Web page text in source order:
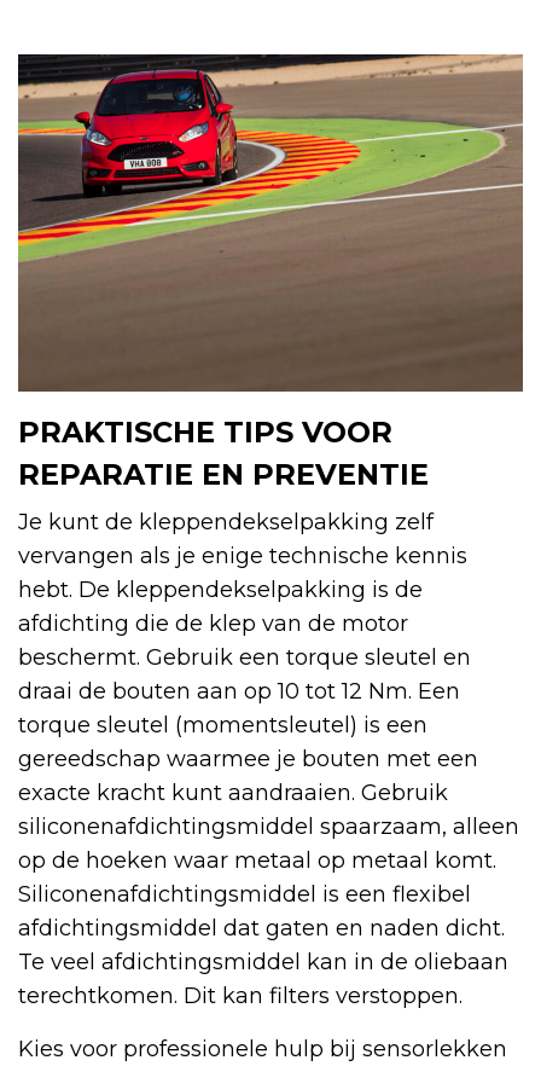
PRAKTISCHE TIPS VOOR
REPARATIE EN PREVENTIE
Je kunt de kleppendekselpakking zelf
vervangen als je enige technische kennis
hebt. De kleppendekselpakking is de
afdichting die de klep van de motor
beschermt. Gebruik een torque sleutel en
draai de bouten aan op 10 tot 12 Nm. Een
torque sleutel (momentsleutel) is een
gereedschap waarmee je bouten met een
exacte kracht kunt aandraaien. Gebruik
siliconenafdichtingsmiddel spaarzaam, alleen
op de hoeken waar metaal op metaal komt.
Siliconenafdichtingsmiddel is een flexibel
afdichtingsmiddel dat gaten en naden dicht.
Te veel afdichtingsmiddel kan in de oliebaan
terechtkomen. Dit kan filters verstoppen.
Kies voor professionele hulp bij sensorlekken